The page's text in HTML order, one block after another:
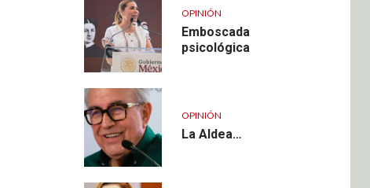
OPINIÓN
Emboscada
psicológica
OPINIÓN
La Aldea…